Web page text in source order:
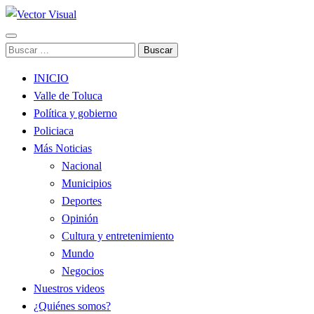
Vector Visual
Noticias y Producción Audiovisual
Buscar:
INICIO
Valle de Toluca
Política y gobierno
Policiaca
Más Noticias
Nacional
Municipios
Deportes
Opinión
Cultura y entretenimiento
Mundo
Negocios
Nuestros videos
¿Quiénes somos?